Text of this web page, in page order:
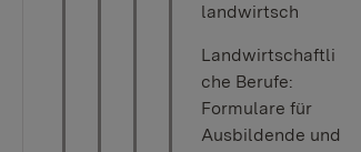
landwirtsch
Landwirtschaftli
che Berufe:
Formulare für
Ausbildende und